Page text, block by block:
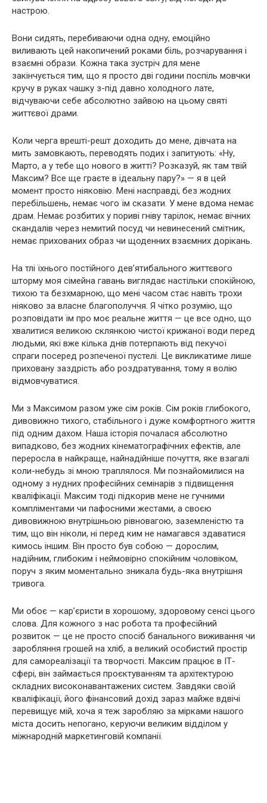
настрою.
Вони сидять, перебиваючи одна одну, емоційно
виливають цей накопичений роками біль, розчарування і
взаємні образи. Кожна така зустріч для мене
закінчується тим, що я просто дві години поспіль мовчки
кручу в руках чашку з-під давно холодного лате,
відчуваючи себе абсолютно зайвою на цьому святі
життєвої драми.
Коли черга врешті-решт доходить до мене, дівчата на
мить замовкають, переводять подих і запитують: «Ну,
Марто, а у тебе що нового в житті? Розказуй, як там твій
Максим? Все ще граєте в ідеальну пару?» — я в цей
момент просто ніяковію. Мені насправді, без жодних
перебільшень, немає чого їм сказати. У мене вдома немає
драм. Немає розбитих у пориві гніву тарілок, немає вічних
скандалів через немитий посуд чи невинесений смітник,
немає прихованих образ чи щоденних взаємних дорікань.
На тлі їхнього постійного дев’ятибального життєвого
шторму моя сімейна гавань виглядає настільки спокійною,
тихою та безхмарною, що мені часом стає навіть трохи
ніяково за власне благополуччя. Я чітко розумію, що
розповідати їм про моє реальне життя — це все одно, що
хвалитися великою склянкою чистої крижаної води перед
людьми, які вже кілька днів потерпають від пекучої
спраги посеред розпеченої пустелі. Це викликатиме лише
приховану заздрість або роздратування, тому я волію
відмовчуватися.
Ми з Максимом разом уже сім років. Сім років глибокого,
дивовижно тихого, стабільного і дуже комфортного життя
під одним дахом. Наша історія почалася абсолютно
випадково, без жодних кінематографічних ефектів, але
переросла в найкраще, найнадійніше почуття, яке взагалі
коли-небудь зі мною траплялося. Ми познайомилися на
одному з нудних професійних семінарів з підвищення
кваліфікації. Максим тоді підкорив мене не гучними
компліментами чи пафосними жестами, а своєю
дивовижною внутрішньою рівновагою, заземленістю та
тим, що він ніколи, ні перед ким не намагався здаватися
кимось іншим. Він просто був собою — дорослим,
надійним, глибоким і неймовірно спокійним чоловіком,
поруч з яким моментально зникала будь-яка внутрішня
тривога.
Ми обоє — кар’єристи в хорошому, здоровому сенсі цього
слова. Для кожного з нас робота та професійний
розвиток — це не просто спосіб банального виживання чи
заробляння грошей на хліб, а великий особистий простір
для самореалізації та творчості. Максим працює в ІТ-
сфері, він займається проєктуванням та архітектурою
складних високонавантажених систем. Завдяки своїй
кваліфікації, його фінансовий дохід зараз майже вдвічі
перевищує мій, хоча я теж заробляю за мірками нашого
міста досить непогано, керуючи великим відділом у
міжнародній маркетинговій компанії.